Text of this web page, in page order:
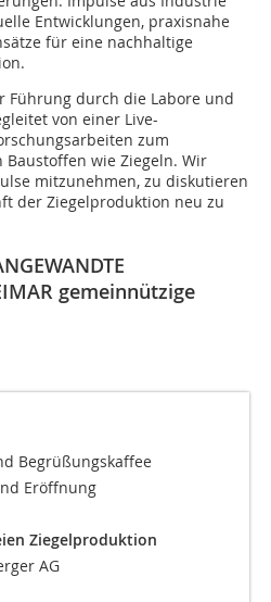
Entwicklungen, praxisnahe
für eine nachhaltige
Führung durch die Labore und
von einer Live-
zum
wie Ziegeln. Wir
mitzunehmen, zu diskutieren
der Ziegelproduktion neu zu
gemeinnützige
Begrüßungskaffee
Eröffnung
Ziegelproduktion
AG